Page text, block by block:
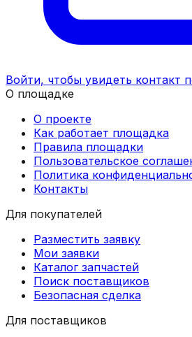
Войти, чтобы увидеть контакт
О площадке
О проекте
Как работает площадка
Правила площадки
Пользовательское
Политика
Контакты
Для покупателей
Разместить заявку
Мои заявки
Каталог запчастей
Поиск поставщиков
Безопасная сделка
Для поставщиков